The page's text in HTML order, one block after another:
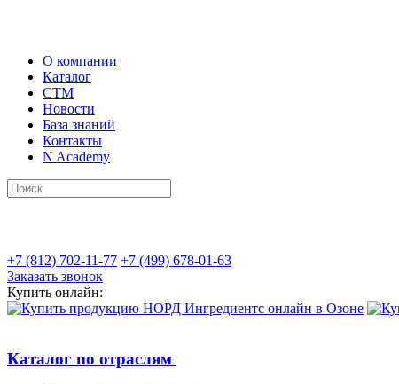
О компании
Каталог
СТМ
Новости
База знаний
Контакты
N Academy
+7 (812) 702-11-77 +7 (499) 678-01-63
Заказать звонок
Купить онлайн:
Каталог по отраслям